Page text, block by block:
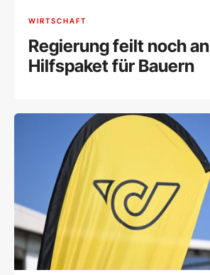
WIRTSCHAFT
Regierung feilt noch an
Hilfspaket für Bauern